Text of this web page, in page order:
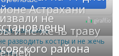
Астрахани
не
и не жечь траву
района